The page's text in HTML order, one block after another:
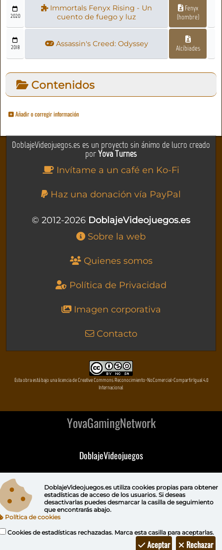
2020
Immortals Fenyx Rising - Un
cuento de fuego y luz
Fenyx
(hombre)
2018 Assassin's Creed: Odyssey Alcíbiades
Contenidos
Añadir o corregir información
DoblajeVideojuegos.es es un proyecto sin ánimo de lucro creado
porYova Turnes
Invítame a un café en Ko-Fi
Haz una donación vía PayPal
© 2012-2026 DoblajeVideojuegos.es
Sobre la web
Quienes somos
Política de Privacidad
Imagen corporativa
Contacto
Esta obra está bajo una licencia de Creative Commons Reconocimiento-NoComercial-CompartirIgual 4.0
Internacional
YovaGamingNetwork
DoblajeVideojuegos
DeVuego GAL
DeVuego Portugal
DoblajeVideojuegos.es utiliza cookies propiaspara obtener
estadísticas de acceso de los usuarios. Si deseas
desactivarlas puedes desmarcar la casilla de seguimiento
que encontrarás abajo.
Política de cookies
Cookies de estadísticas rechazadas. Marca esta casilla para aceptarlas.
Rechazar
Aceptar